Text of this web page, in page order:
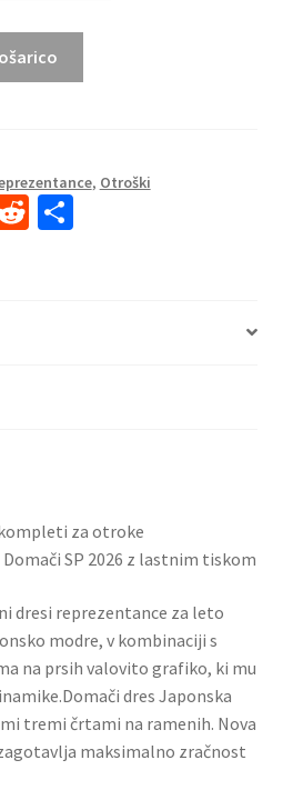
, Otroški
R S
za otroke
SP 2026 z lastnim tiskom
dresi reprezentance za leto
modre, v kombinaciji s
na prsih valovito grafiko, ki mu
dres Japonska
tremi črtami na ramenih. Nova
maksimalno zračnost